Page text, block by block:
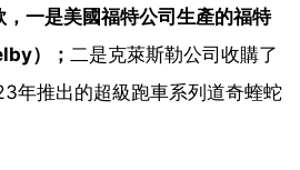
一是美國福特公司生產的福特
）； 二是克萊斯勒公司收購了
年推出的超級跑車系列道奇蝰蛇